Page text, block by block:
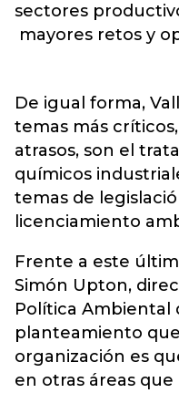
sectores
mayores retos y
De igual forma,
temas más
atrasos, son el
químicos
temas de
licenciamiento
Frente a este
Simón Upton,
Política Ambiental
planteamiento
organización es
en otras áreas